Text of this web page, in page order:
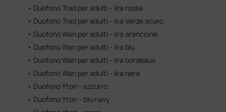
• Duofono Trad per adulti - lira rossa
• Duofono Trad per adulti - lira verde scuro
• Duofono Wan per adulti - lira arancione
• Duofono Wan per adulti - lira blu
• Duofono Wan per adulti - lira bordeaux
• Duofono Wan per adulti - lira nera
• Duofono Yton - azzurro
• Duofono Yton - blu navy